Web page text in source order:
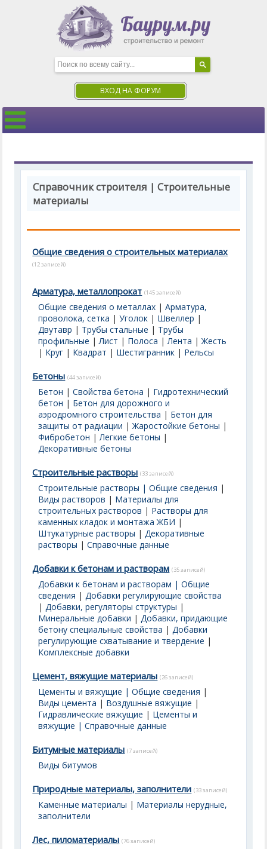
ВХОД НА ФОРУМ
Справочник строителя | Строительные
материалы
Общие сведения о строительных материалах
(12 записей)
Арматура, металлопрокат (145 записей)
Общие сведения о металлах |Арматура,
проволока, сетка |Уголок | Швеллер |
Двутавр | Трубы стальные | Трубы
профильные |Лист | Полоса |Лента |Жесть
| Круг | Квадрат | Шестигранник | Рельсы
Бетоны (44 записей)
Бетон |Свойства бетона | Гидротехнический
бетон | Бетон для дорожного и
аэродромного строительства | Бетон для
защиты от радиации |Жаростойкие бетоны |
Фибробетон |Легкие бетоны |
Декоративные бетоны
Строительные растворы (33 записей)
Строительные растворы | Общие сведения |
Виды растворов | Материалы для
строительных растворов | Растворы для
каменных кладок и монтажа ЖБИ |
Штукатурные растворы |Декоративные
растворы |Справочные данные
Добавки к бетонам и растворам (35 записей)
Добавки к бетонам и растворам | Общие
сведения |Добавки регулирующие свойства
|Добавки, регуляторы структуры |
Минеральные добавки |Добавки, придающие
бетону специальные свойства |Добавки
регулирующие схватывание и твердение |
Комплексные добавки
Цемент, вяжущие материалы (26 записей)
Цементы и вяжущие | Общие сведения |
Виды цемента | Воздушные вяжущие |
Гидравлические вяжущие | Цементы и
вяжущие | Справочные данные
Битумные материалы (7 записей)
Виды битумов
Природные материалы, заполнители (33 записей)
Каменные материалы | Материалы нерудные,
заполнители
Лес, пиломатериалы (76 записей)